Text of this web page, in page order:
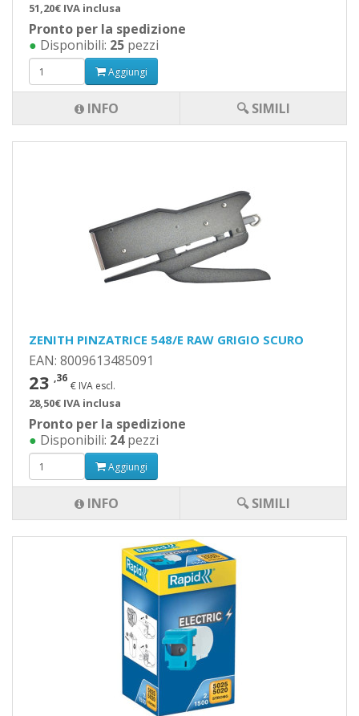
51,20€ IVA inclusa
Pronto per la spedizione
● Disponibili: 25 pezzi
Aggiungi
INFO 🔍 SIMILI
ZENITH PINZATRICE 548/E RAW GRIGIO SCURO
EAN: 8009613485091
23 ,36
€ IVA escl.
28,50€ IVA inclusa
Pronto per la spedizione
● Disponibili: 24pezzi
Aggiungi
INFO 🔍 SIMILI